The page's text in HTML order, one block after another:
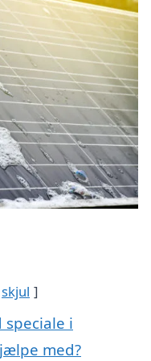
skjul
speciale i
med?